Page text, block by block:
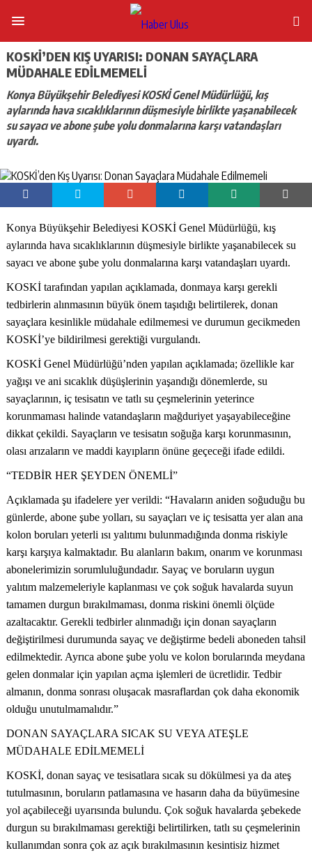
KOSKİ’DEN KIŞ UYARISI: DONAN SAYAÇLARA
MÜDAHALE EDILMEMELI
Konya Büyükşehir Belediyesi KOSKİ Genel Müdürlüğü, kış
aylarında hava sıcaklıklarının düşmesiyle birlikte yaşanabilecek
su sayacı ve abone şube yolu donmalarına karşı vatandaşları
uyardı.
Konya Büyükşehir Belediyesi KOSKİ Genel Müdürlüğü, kış
aylarında hava sıcaklıklarının düşmesiyle birlikte yaşanabilecek su
sayacı ve abone şube yolu donmalarına karşı vatandaşları uyardı.
KOSKİ tarafından yapılan açıklamada, donmaya karşı gerekli
tedbirlerin alınmasının büyük önem taşıdığı belirtilerek, donan
sayaçlara kesinlikle müdahale edilmemesi ve durumun gecikmeden
KOSKİ’ye bildirilmesi gerektiği vurgulandı.
KOSKİ Genel Müdürlüğü’nden yapılan açıklamada; özellikle kar
yağışı ve ani sıcaklık düşüşlerinin yaşandığı dönemlerde, su
sayaçlarının, iç tesisatın ve tatlı su çeşmelerinin yeterince
korunmaması halinde vatandaşların mağduriyet yaşayabileceğine
dikkat çekildi. Sayaçların ve tesisatın soğuğa karşı korunmasının,
olası arızaların ve maddi kayıpların önüne geçeceği ifade edildi.
“TEDBİR HER ŞEYDEN ÖNEMLİ”
Açıklamada şu ifadelere yer verildi: “Havaların aniden soğuduğu bu
günlerde, abone şube yolları, su sayaçları ve iç tesisatta yer alan ana
kolon boruları yeterli ısı yalıtımı bulunmadığında donma riskiyle
karşı karşıya kalmaktadır. Bu alanların bakım, onarım ve korunması
abonelerimizin sorumluluğundadır. Sayaç ve boruların uygun
yalıtım malzemeleriyle kaplanması ve çok soğuk havalarda suyun
tamamen durgun bırakılmaması, donma riskini önemli ölçüde
azaltacaktır. Gerekli tedbirler alınmadığı için donan sayaçların
değiştirilmesi durumunda sayaç ve değiştirme bedeli aboneden tahsil
edilmektedir. Ayrıca abone şube yolu ve kolon borularında meydana
gelen donmalar için yapılan açma işlemleri de ücretlidir. Tedbir
almanın, donma sonrası oluşacak masraflardan çok daha ekonomik
olduğu unutulmamalıdır.”
DONAN SAYAÇLARA SICAK SU VEYA ATEŞLE
MÜDAHALE EDİLMEMELİ
KOSKİ, donan sayaç ve tesisatlara sıcak su dökülmesi ya da ateş
tutulmasının, boruların patlamasına ve hasarın daha da büyümesine
yol açabileceği uyarısında bulundu. Çok soğuk havalarda şebekede
durgun su bırakılmaması gerektiği belirtilirken, tatlı su çeşmelerinin
kullanımdan sonra çok az açık bırakılmasının kesintisiz hizmet